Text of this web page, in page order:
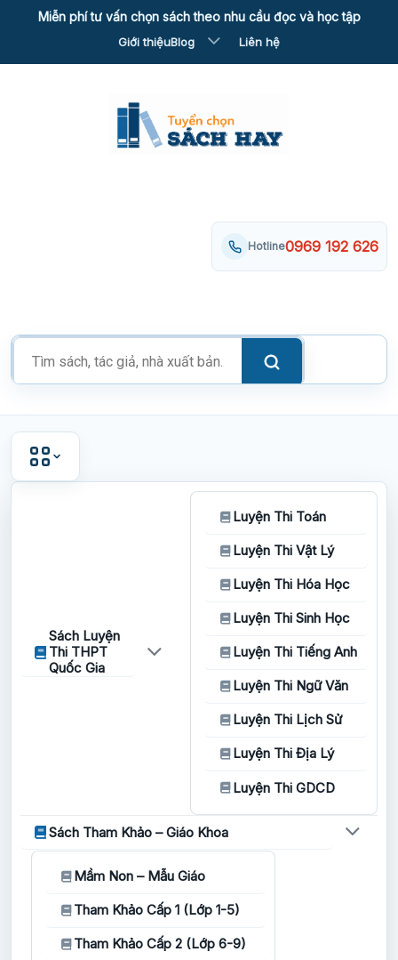
Miễn phí tư vấn chọn sách theo nhu cầu đọc và học tập
Giới thiệuBlog Liên hệ
Tìm
kiếm
phẩm
Hotline0969 192 626
Sách Luyện
Thi THPT
Quốc Gia
Luyện Thi Toán
Luyện Thi Vật Lý
Luyện Thi Hóa Học
Luyện Thi Sinh Học
Luyện Thi Tiếng Anh
Luyện Thi Ngữ Văn
Luyện Thi Lịch Sử
Luyện Thi Địa Lý
Luyện Thi GDCD
Sách Tham Khảo – Giáo Khoa
Mầm Non – Mẫu Giáo
Tham Khảo Cấp 1 (Lớp 1-5)
Tham Khảo Cấp 2 (Lớp 6-9)